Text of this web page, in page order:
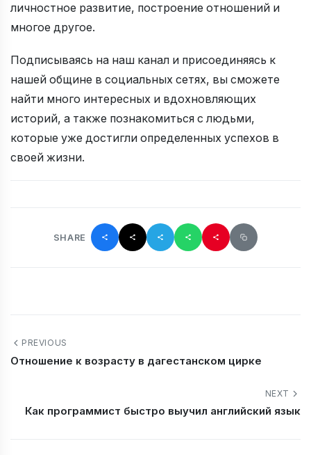
личностное развитие, построение отношений и
многое другое.
Подписываясь на наш канал и присоединяясь к
нашей общине в социальных сетях, вы сможете
найти много интересных и вдохновляющих
историй, а также познакомиться с людьми,
которые уже достигли определенных успехов в
своей жизни.
SHARE
PREVIOUS
Отношение к возрасту в дагестанском цирке
NEXT
Как программист быстро выучил английский язык